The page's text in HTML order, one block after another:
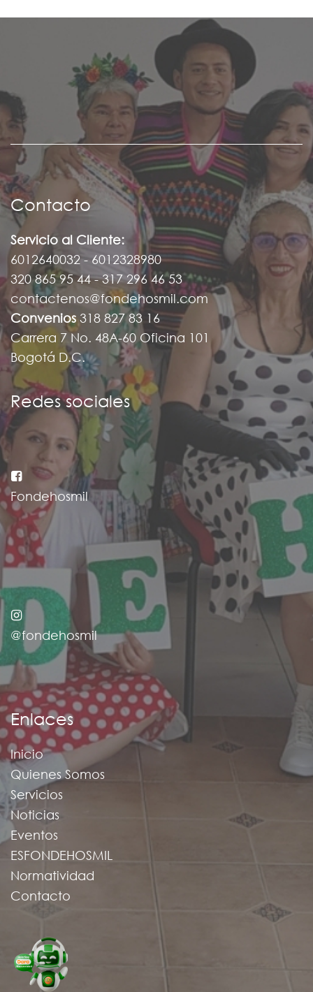
Contacto
Servicio al Cliente:
6012640032 - 6012328980
320 865 95 44 - 317 296 46 53
contactenos@fondehosmil.com
Convenios 318 827 83 16
Carrera 7 No. 48A-60 Oficina 101
Bogotá D.C.
Redes sociales
Fondehosmil
@fondehosmil
Enlaces
Inicio
Quienes Somos
Servicios
Noticias
Eventos
ESFONDEHOSMIL
Normatividad
Contacto